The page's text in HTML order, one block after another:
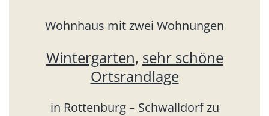
Wohnhaus mit zwei Wohnungen
Wintergarten, sehr schöne
Ortsrandlage
in Rottenburg – Schwalldorf zu